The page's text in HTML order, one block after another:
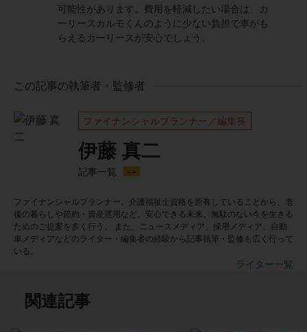
可能性があります。費用を軽減したい場合は、カ
ーリースカルモくんのように少ない負担で車がも
らえるカーリースが安心でしょう。
この記事の執筆者・監修者
ファイナンシャルプランナー／編集長
伊藤 真二
記事一覧
ファイナンシャルプランナー。介護福祉士資格を所有していることから、老
後の暮らしや節約・資産運用など、安心できる未来、無駄のない今を生きる
ためのご提案を多く行う。 また、ニュースメディア、採用メディア、自動
車メディアなどのライター・編集者の経験から記事執筆・監修も広く行って
いる。
ライター一覧
関連記事